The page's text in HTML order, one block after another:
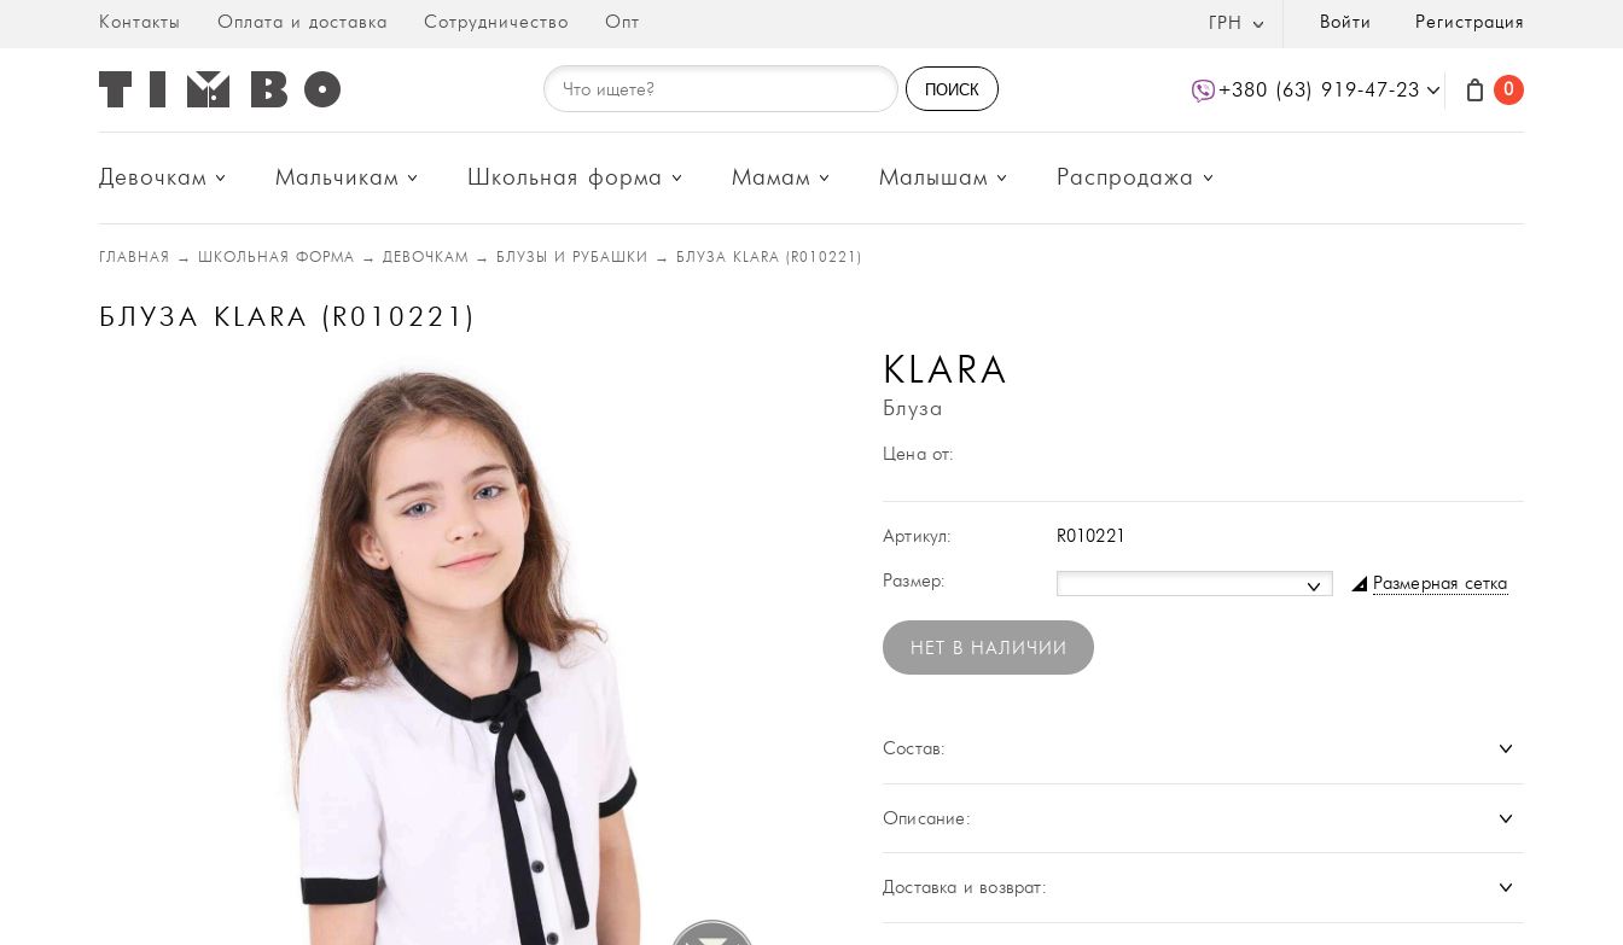
Контакты Оплата и доставка Сотрудничество Опт ГРН Войти Регистрация
+380 (63) 919-47-23 0
ПОИСК
Девочкам Мальчикам Школьная форма Мамам Малышам Распродажа
ГЛАВНАЯ → ШКОЛЬНАЯ ФОРМА → ДЕВОЧКАМ → БЛУЗЫ И РУБАШКИ → БЛУЗА KLARA (R010221)
БЛУЗА KLARA (R010221)
KLARA
Блуза
Цена от:
Артикул: R010221
Размер: Размерная сетка
НЕТ В НАЛИЧИИ
Состав:
Описание:
Доставка и возврат: